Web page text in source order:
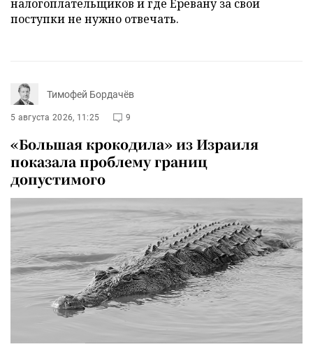
налогоплательщиков и где Еревану за свои
поступки не нужно отвечать.
Тимофей Бордачёв
5 августа 2026, 11:25 9
«Большая крокодила» из Израиля
показала проблему границ
допустимого